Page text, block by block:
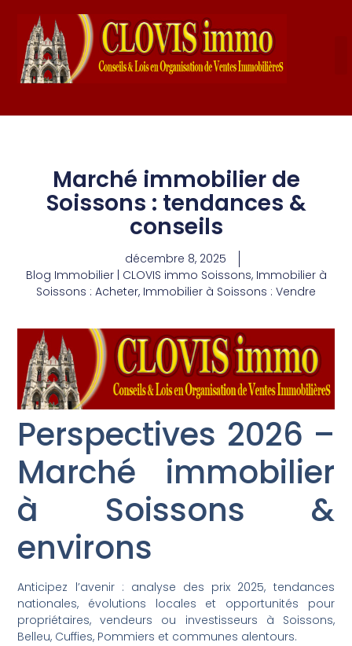
Marché immobilier de
Soissons : tendances &
conseils
décembre 8, 2025
Blog Immobilier | CLOVIS immo Soissons, Immobilier à
Soissons : Acheter, Immobilier à Soissons : Vendre
Perspectives 2026 –
Marché immobilier
à Soissons &
environs
Anticipez l’avenir : analyse des prix 2025, tendances
nationales, évolutions locales et opportunités pour
propriétaires, vendeurs ou investisseurs à Soissons,
Belleu, Cuffies, Pommiers et communes alentours.